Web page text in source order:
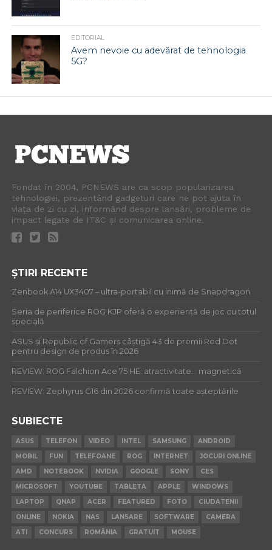
EDITORIAL
Avem nevoie cu adevărat de tehnologia
5G?
Fondat în 2004, PCNEWS are ca scop popularizarea
tehnologiei, prezentând gadgeturi care ne pot ajuta în
viața de zi cu zi, informând despre lansări, probleme de
impact legate de IT&C și comunicarea online.
ȘTIRI RECENTE
Zenbook A14 UX3407 – ultra-portabil cu inimă de Snapdragon
Seria de periferice ROG KJP oferă o experiență de joc cu totul
specială
ASUS și Republic of Gamers câștigă 43 de premii Red Dot
pentru design de produs în 2026
REVIEW: ROG Falchion Ace 75 HE: atractivitate… magnetică
REVIEW: Zephyrus G16 din 2026 confirmă toate așteptările
SUBIECTE
ASUS TELEFON VIDEO INTEL SAMSUNG
ANDROID
MOBIL
FUN TELEFOANE ROG INTERNET
JOCURI ONLINE
AMD
NOTEBOOK NVIDIA GOOGLE SONY
CES
MICROSOFT
YOUTUBE TABLETA APPLE
WINDOWS
LAPTOP
QNAP ACER FEATURED FOTO
CIUDATENII
ONLINE
NOKIA NAS LANSARE SOFTWARE
CAMERA
ATI
CONCURS ROMÂNIA GRATUIT MOUSE